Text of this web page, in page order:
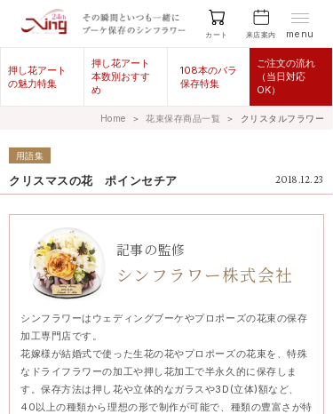
カート 来店案内 menu
押し花アート
の魅力特集
押し花アート
本数別おすす
め
108本のバラ
保存特集
ご注文の流れ
（当日対応
OK）
Home ＞ 花束保存商品一覧 ＞ クリスタルフラワー
用語集
2018.12.23
クリスマスの花 ポインセチア
記事の監修
シンフラワー株式会社
シンフラワーはウェディングブーケやプロポーズの花束の保存
加工専門店です。
花嫁様が結婚式で使った生花の花やプロポーズの花束を、特殊
なドライフラワーの加工や押し花加工で半永久的に保存しま
す。保存方法は押し花や立体的なガラスや3D(立体)額など、
40以上の種類から理想の形で制作が可能で、種類の豊富さが特